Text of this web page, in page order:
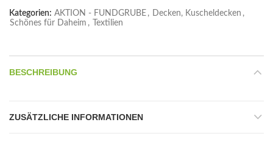
Kategorien: AKTION - FUNDGRUBE , Decken, Kuscheldecken ,
Schönes für Daheim , Textilien
BESCHREIBUNG
ZUSÄTZLICHE INFORMATIONEN